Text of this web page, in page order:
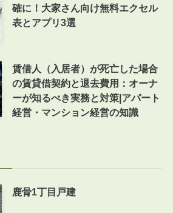
確に！大家さん向け無料エクセル
表とアプリ3選
賃借人（入居者）が死亡した場合
の賃貸借契約と退去費用：オーナ
ーが知るべき実務と対策|アパート
経営・マンション経営の知識
鹿骨1丁目戸建